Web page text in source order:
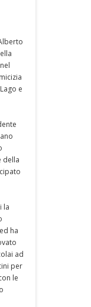
e
della
la
ha
ad
per
le